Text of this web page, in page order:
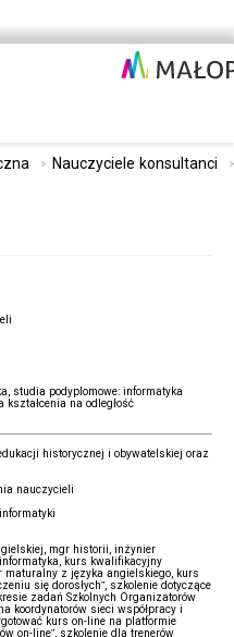
Nauczyciele konsultanci
studia podyplomowe: informatyka
na odległość
historycznej i obywatelskiej oraz
nauczycieli
mgr historii, inżynier
kurs kwalifikacyjny
z języka angielskiego, kurs
się dorosłych”, szkolenie dotyczące
zadań Szkolnych Organizatorów
koordynatorów sieci współpracy i
kurs on-line na platformie
on-line”, szkolenie dla trenerów